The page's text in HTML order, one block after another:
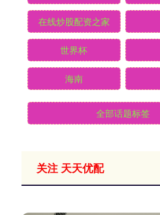
在线炒股配资之家
世界杯
海南
全部话题标签
关注 天天优配